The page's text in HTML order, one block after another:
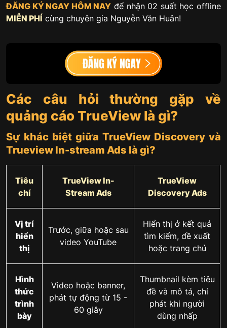
ĐĂNG KÝ NGAY HÔM NAY để nhận 02 suất học offline
MIỄN PHÍ cùng chuyên gia Nguyễn Văn Huân!
Các câu hỏi thường gặp về
quảng cáo TrueView là gì?
Sự khác biệt giữa TrueView Discovery và
Trueview In-stream Ads là gì?
Tiêu
chí
TrueView In-
Stream Ads
TrueView
Discovery Ads
Vị trí
hiển
thị
Trước, giữa hoặc sau
video YouTube
Hiển thị ở kết quả
tìm kiếm, đề xuất
hoặc trang chủ
Hình
thức
trình
bày
Video hoặc banner,
phát tự động từ 15 -
60 giây
Thumbnail kèm tiêu
đề và mô tả, chỉ
phát khi người
dùng nhấp